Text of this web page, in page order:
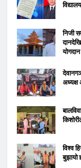
निजी
योगदान
विश्व
बुझायो